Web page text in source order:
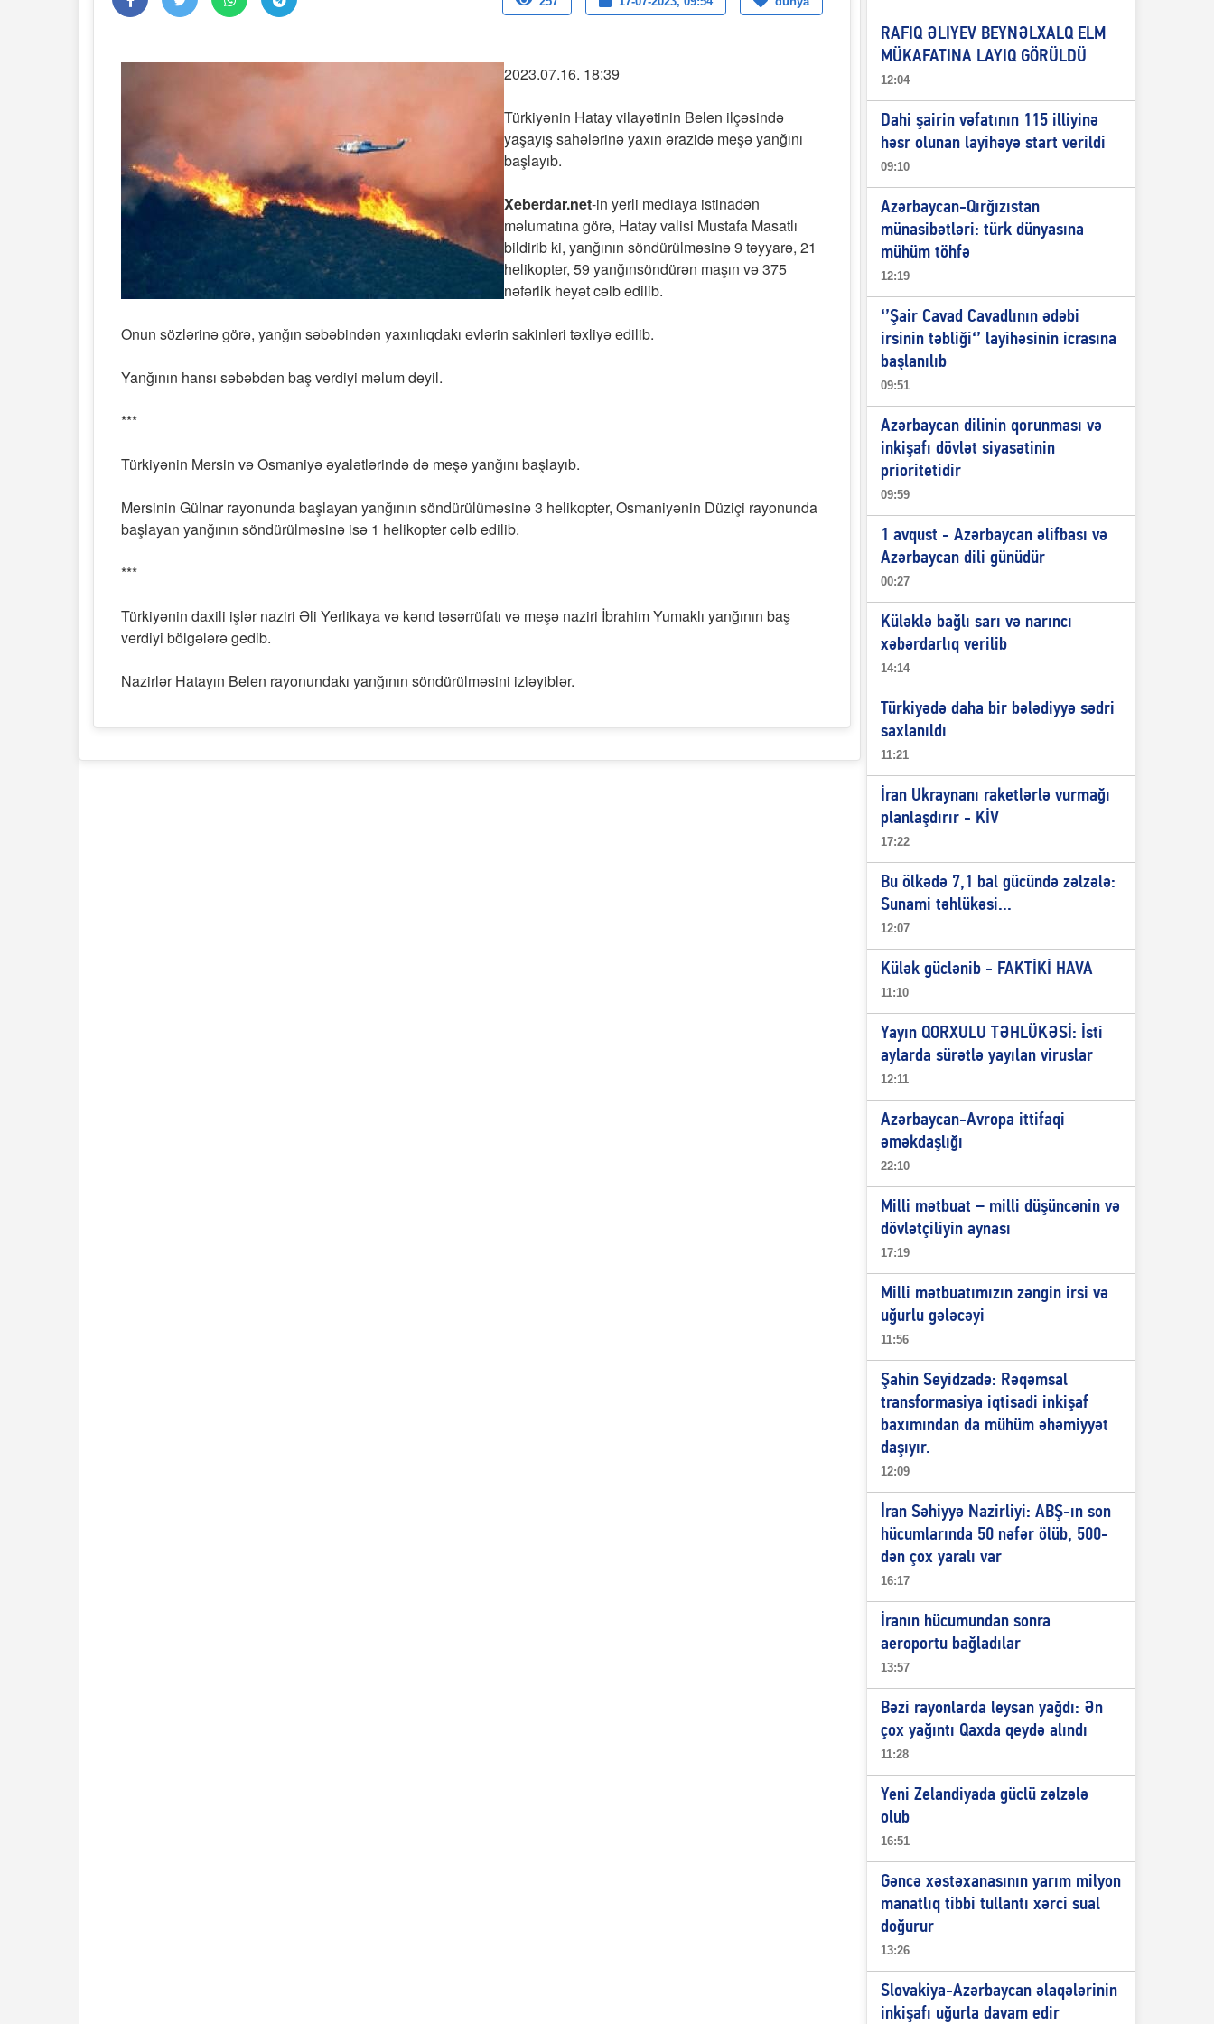
2023.07.16. 18:39
Türkiyənin Hatay vilayətinin Belen ilçəsində
yaşayış sahələrinə yaxın ərazidə meşə yanğını
başlayıb.
Xeberdar.net-in yerli mediaya istinadən
məlumatına görə, Hatay valisi Mustafa Masatlı
bildirib ki, yanğının söndürülməsinə 9 təyyarə, 21
helikopter, 59 yanğınsöndürən maşın və 375
nəfərlik heyət cəlb edilib.
Onun sözlərinə görə, yanğın səbəbindən yaxınlıqdakı evlərin sakinləri təxliyə edilib.
Yanğının hansı səbəbdən baş verdiyi məlum deyil.
***
Türkiyənin Mersin və Osmaniyə əyalətlərində də meşə yanğını başlayıb.
Mersinin Gülnar rayonunda başlayan yanğının söndürülüməsinə 3 helikopter, Osmaniyənin Düziçi rayonunda
başlayan yanğının söndürülməsinə isə 1 helikopter cəlb edilib.
***
Türkiyənin daxili işlər naziri Əli Yerlikaya və kənd təsərrüfatı və meşə naziri İbrahim Yumaklı yanğının baş
verdiyi bölgələrə gedib.
Nazirlər Hatayın Belen rayonundakı yanğının söndürülməsini izləyiblər.
RAFIQ ƏLIYEV BEYNƏLXALQ ELM
MÜKAFATINA LAYIQ GÖRÜLDÜ
12:04
Dahi şairin vəfatının 115 illiyinə
həsr olunan layihəyə start verildi
09:10
Azərbaycan-Qırğızıstan
münasibətləri: türk dünyasına
mühüm töhfə
12:19
‘’Şair Cavad Cavadlının ədəbi
irsinin təbliği‘’ layihəsinin icrasına
başlanılıb
09:51
Azərbaycan dilinin qorunması və
inkişafı dövlət siyasətinin
prioritetidir
09:59
1 avqust - Azərbaycan əlifbası və
Azərbaycan dili günüdür
00:27
Küləklə bağlı sarı və narıncı
xəbərdarlıq verilib
14:14
Türkiyədə daha bir bələdiyyə sədri
saxlanıldı
11:21
İran Ukraynanı raketlərlə vurmağı
planlaşdırır - KİV
17:22
Bu ölkədə 7,1 bal gücündə zəlzələ:
Sunami təhlükəsi...
12:07
Külək güclənib - FAKTİKİ HAVA
11:10
Yayın QORXULU TƏHLÜKƏSİ: İsti
aylarda sürətlə yayılan viruslar
12:11
Azərbaycan-Avropa ittifaqi
əməkdaşlığı
22:10
Milli mətbuat – milli düşüncənin və
dövlətçiliyin aynası
17:19
Milli mətbuatımızın zəngin irsi və
uğurlu gələcəyi
11:56
Şahin Seyidzadə: Rəqəmsal
transformasiya iqtisadi inkişaf
baxımından da mühüm əhəmiyyət
daşıyır.
12:09
İran Səhiyyə Nazirliyi: ABŞ-ın son
hücumlarında 50 nəfər ölüb, 500-
dən çox yaralı var
16:17
İranın hücumundan sonra
aeroportu bağladılar
13:57
Bəzi rayonlarda leysan yağdı: Ən
çox yağıntı Qaxda qeydə alındı
11:28
Yeni Zelandiyada güclü zəlzələ
olub
16:51
Gəncə xəstəxanasının yarım milyon
manatlıq tibbi tullantı xərci sual
doğurur
13:26
Slovakiya-Azərbaycan əlaqələrinin
inkişafı uğurla davam edir